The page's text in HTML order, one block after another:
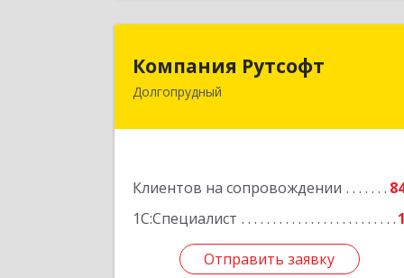
Компания Рутсофт
Долгопрудный
Клиентов на сопровождении
1С:Специалист
1
Отправить заявку
Компания Рутсофт
Отправить заявку